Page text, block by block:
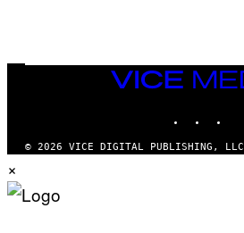
N
VICE
MEDIA
© 2026 VICE DIGITAL PUBLISHING, LLC
×